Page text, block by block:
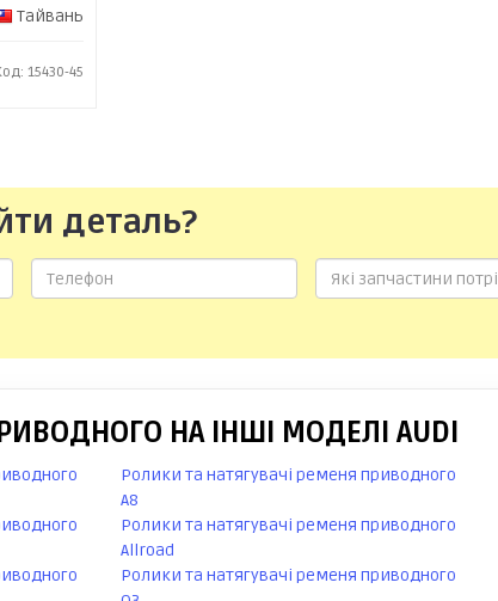
Тайвань
15430-45
деталь?
НА ІНШІ МОДЕЛІ AUDI
Ролики та натягувачі ременя приводного
A8
Ролики та натягувачі ременя приводного
Allroad
Ролики та натягувачі ременя приводного